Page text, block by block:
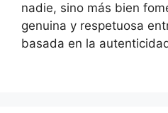
nadie, sino más bien
genuina y respetuosa
basada en la